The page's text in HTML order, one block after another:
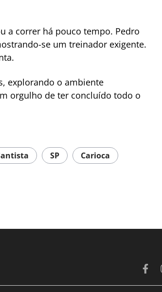
a correr há pouco tempo. Pedro
se um treinador exigente.
explorando o ambiente
orgulho de ter concluído todo o
SP
Carioca